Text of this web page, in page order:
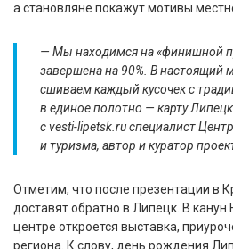
а становляне покажут мотивы
— Мы находимся на «финишной
завершена на 90%. В настоящий
сшиваем каждый кусочек с
в единое полотно — карту
с vesti-lipetsk.ru специалист
и туризма, автор и куратор
Отметим, что после презентации в
доставят обратно в Липецк. В канун
центре откроется выставка,
региона. К слову, день рождения